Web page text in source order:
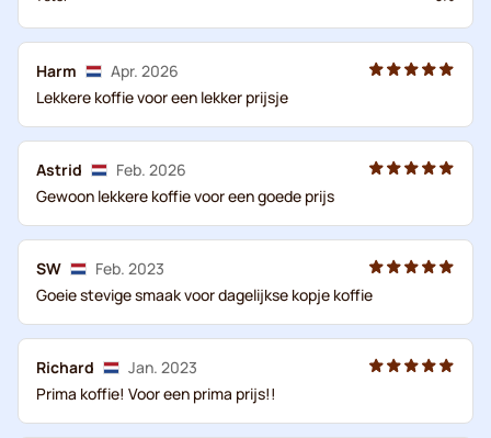
Harm
Apr. 2026
Lekkere koffie voor een lekker prijsje
Astrid
Feb. 2026
Gewoon lekkere koffie voor een goede prijs
SW
Feb. 2023
Goeie stevige smaak voor dagelijkse kopje koffie
Richard
Jan. 2023
Prima koffie! Voor een prima prijs!!